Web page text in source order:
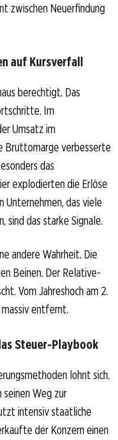
zwischen Neuerfindung
auf Kursverfall
berechtigt. Das
Im
Umsatz im
Bruttomarge verbesserte
das
explodierten die Erlöse
Unternehmen, das viele
sind das starke Signale.
andere Wahrheit. Die
Beinen. Der Relative-
Vom Jahreshoch am 2.
massiv entfernt.
Steuer-Playbook
lohnt sich.
Weg zur
intensiv staatliche
der Konzern einen